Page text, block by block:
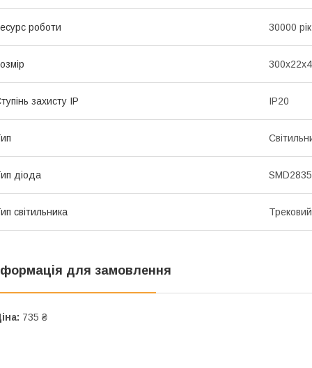
роботи 30000 рік
захисту IP IP20
діода SMD2835
світильника Трековий
для замовлення
735 ₴